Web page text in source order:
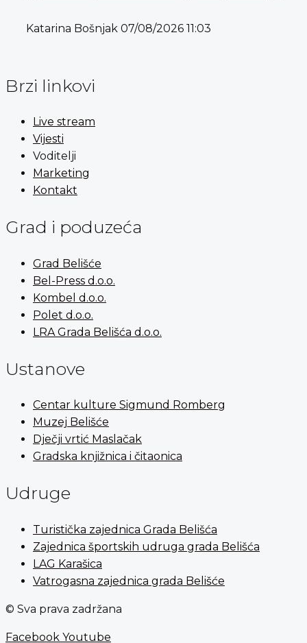
Katarina Bošnjak 07/08/2026 11:03
Brzi linkovi
Live stream
Vijesti
Voditelji
Marketing
Kontakt
Grad i poduzeća
Grad Belišće
Bel-Press d.o.o.
Kombel d.o.o.
Polet d.o.o.
LRA Grada Belišća d.o.o.
Ustanove
Centar kulture Sigmund Romberg
Muzej Belišće
Dječji vrtić Maslačak
Gradska knjižnica i čitaonica
Udruge
Turistička zajednica Grada Belišća
Zajednica športskih udruga grada Belišća
LAG Karašica
Vatrogasna zajednica grada Belišće
© Sva prava zadržana
Facebook Youtube